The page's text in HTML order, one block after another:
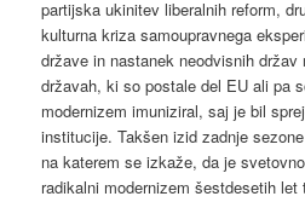
partijska ukinitev liberalnih reform,
kulturna kriza samoupravnega
države in nastanek neodvisnih
državah, ki so postale del EU ali pa
modernizem imuniziral, saj je bil
institucije. Takšen izid zadnje
na katerem se izkaže, da je
radikalni modernizem šestdesetih let